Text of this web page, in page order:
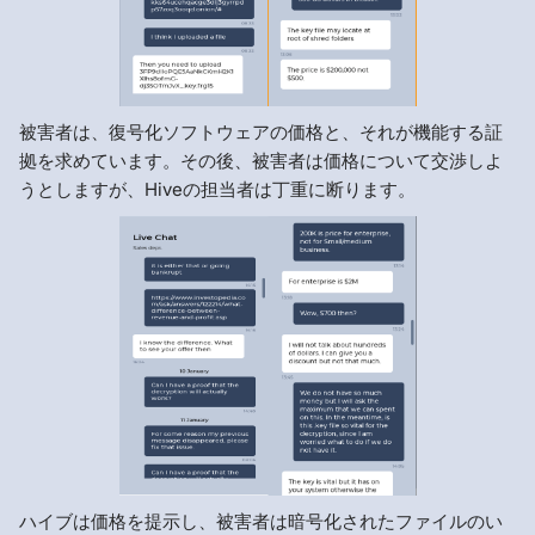
被害者は、復号化ソフトウェアの価格と、それが機能する証
拠を求めています。その後、被害者は価格について交渉しよ
うとしますが、Hiveの担当者は丁重に断ります。
ハイブは価格を提示し、被害者は暗号化されたファイルのい